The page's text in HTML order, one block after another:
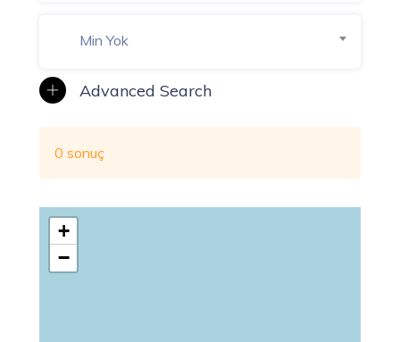
Min Yok
0 sonuç
+
−